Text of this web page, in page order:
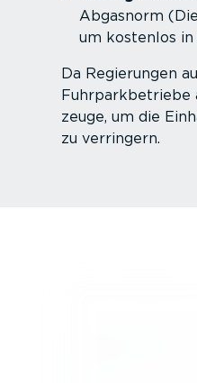
Abgasnorm
um kostenlos
Da Regierungen
zeuge, um die
zu verringern.